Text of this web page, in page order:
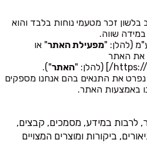
זכר מטעמי נוחות בלבד והוא
במידה שווה.
(להלן: "מפעילת האתר" או
את האתר
האתר").
את התנאים בהם אנחנו מספקים
באמצעות האתר.
לרבות במידע, מסמכים, קבצים,
ביקורות ומוצרים המצויים